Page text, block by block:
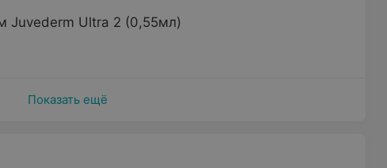
Juvederm Ultra 2 (0,55мл)
Показать ещё